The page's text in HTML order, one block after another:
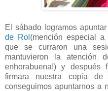
El sábado logramos
de Rol (mención especial
que se curraron una
mantuvieron la atención
enhorabuena!) y
firmara nuestra copia
conseguimos apuntarnos a